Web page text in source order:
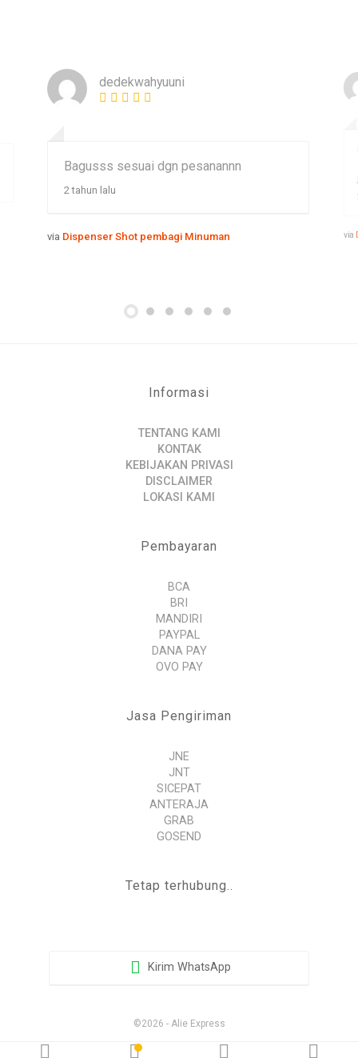
dedekwahyuuni
Bagusss sesuai dgn pesanannn
2 tahun lalu
via Dispenser Shot pembagi Minuman via
Informasi
TENTANG KAMI
KONTAK
KEBIJAKAN PRIVASI
DISCLAIMER
LOKASI KAMI
Pembayaran
BCA
BRI
MANDIRI
PAYPAL
DANA PAY
OVO PAY
Jasa Pengiriman
JNE
JNT
SICEPAT
ANTERAJA
GRAB
GOSEND
Tetap terhubung..
Kirim WhatsApp
©2026 - Alie Express